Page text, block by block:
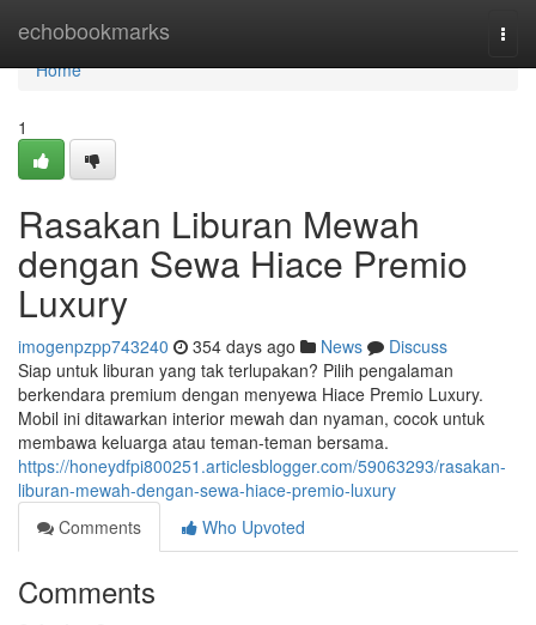
echobookmarks
Home
Home
1
Rasakan Liburan Mewah
dengan Sewa Hiace Premio
Luxury
imogenpzpp743240 354 days ago News
Discuss
Siap untuk liburan yang tak terlupakan? Pilih pengalaman
berkendara premium dengan menyewa Hiace Premio Luxury.
Mobil ini ditawarkan interior mewah dan nyaman, cocok untuk
membawa keluarga atau teman-teman bersama.
https://honeydfpi800251.articlesblogger.com/59063293/rasakan-
liburan-mewah-dengan-sewa-hiace-premio-luxury
Comments
Who Upvoted
Comments